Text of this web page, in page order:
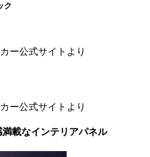
ク
ー公式サイトより
ー公式サイトより
載なインテリアパネル